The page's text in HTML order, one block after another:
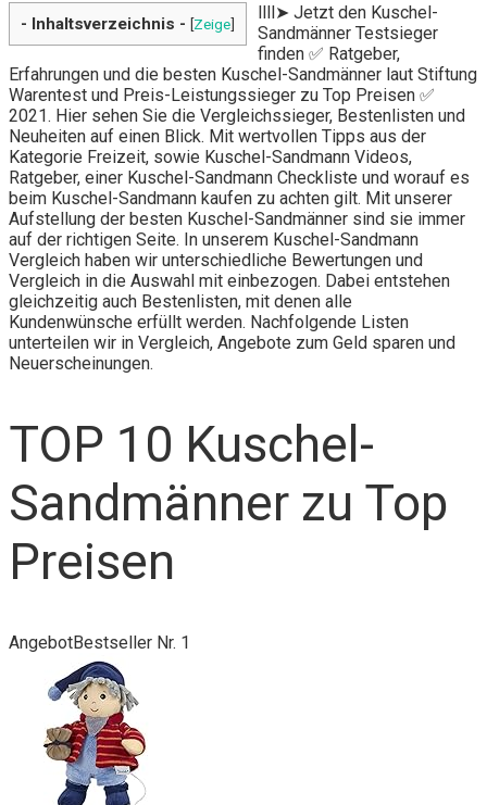
- Inhaltsverzeichnis - [Zeige]
llll➤ Jetzt den Kuschel-
Sandmänner Testsieger
finden ✅ Ratgeber,
Erfahrungen und die besten Kuschel-Sandmänner laut Stiftung
Warentest und Preis-Leistungssieger zu Top Preisen ✅
2021. Hier sehen Sie die Vergleichssieger, Bestenlisten und
Neuheiten auf einen Blick. Mit wertvollen Tipps aus der
Kategorie Freizeit, sowie Kuschel-Sandmann Videos,
Ratgeber, einer Kuschel-Sandmann Checkliste und worauf es
beim Kuschel-Sandmann kaufen zu achten gilt. Mit unserer
Aufstellung der besten Kuschel-Sandmänner sind sie immer
auf der richtigen Seite. In unserem Kuschel-Sandmann
Vergleich haben wir unterschiedliche Bewertungen und
Vergleich in die Auswahl mit einbezogen. Dabei entstehen
gleichzeitig auch Bestenlisten, mit denen alle
Kundenwünsche erfüllt werden. Nachfolgende Listen
unterteilen wir in Vergleich, Angebote zum Geld sparen und
Neuerscheinungen.
TOP 10 Kuschel-
Sandmänner zu Top
Preisen
AngebotBestseller Nr. 1